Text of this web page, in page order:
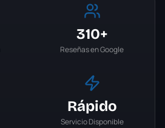
310+
Reseñas en Google
Rápido
Servicio Disponible